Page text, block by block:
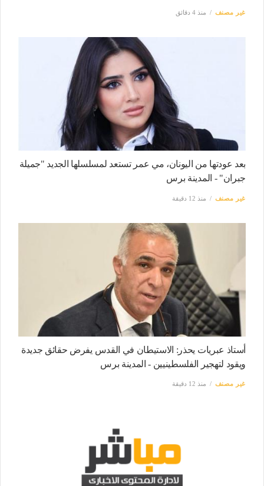
غير مصنف منذ 4 دقائق
بعد عودتها من اليونان، مي عمر تستعد لمسلسلها الجديد "جميلة
جبران" - المدينة برس
غير مصنف منذ 12 دقيقة
أستاذ عبريات يحذر: الاستيطان في القدس يفرض حقائق جديدة
ويقود لتهجير الفلسطينيين - المدينة برس
غير مصنف منذ 12 دقيقة